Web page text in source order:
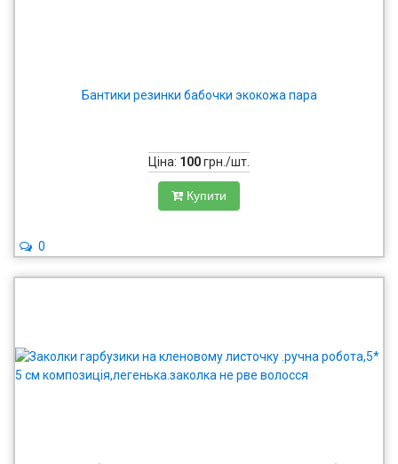
Бантики резинки бабочки экокожа пара
Ціна: 100грн./шт.
Купити
0